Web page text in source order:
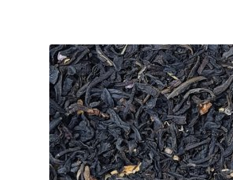
Accessoires de bain à broder
Autour de bébé à broder
Doudous à broder